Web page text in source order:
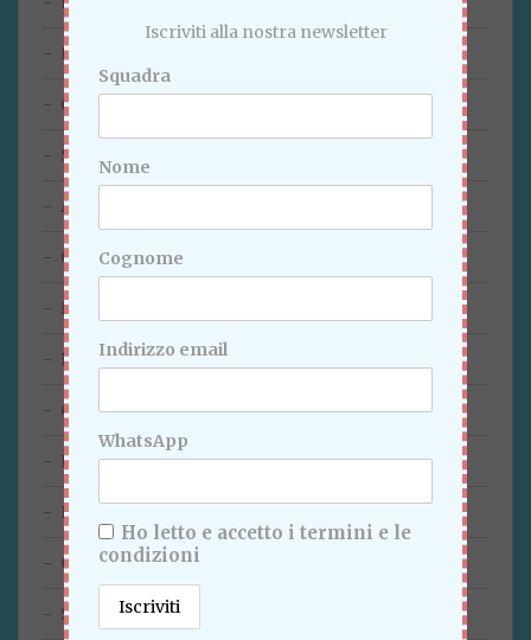
Novembre 2024
Ottobre 2024
Settembre 2024
Agosto 2024
Giugno 2024
Marzo 2024
Febbraio 2024
Gennaio 2024
Dicembre 2023
Novembre 2023
Ottobre 2023
Settembre 2023
Iscriviti alla nostra newsletter
Squadra
Nome
Cognome
Indirizzo email
WhatsApp
Ho letto e accetto i termini e le
condizioni